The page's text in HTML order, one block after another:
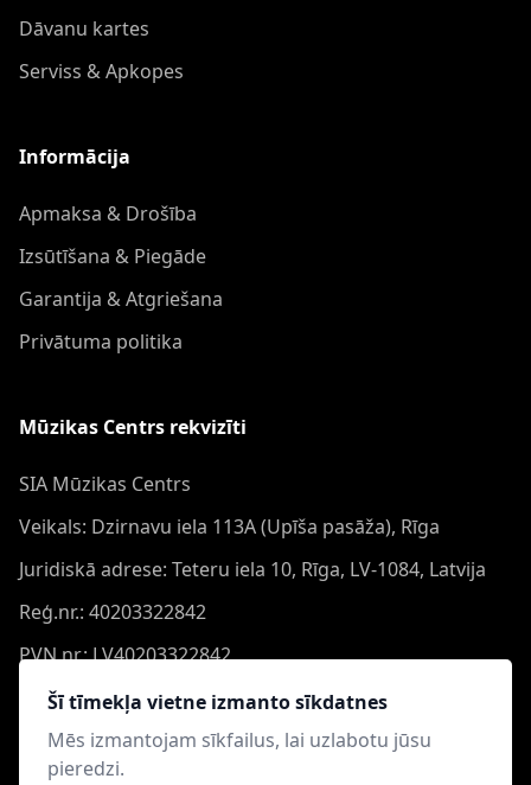
Šī tīmekļa vietne izmanto sīkdatnes
Mēs izmantojam sīkfailus, lai uzlabotu jūsu
pieredzi.
Dāvanu kartes
Serviss & Apkopes
Informācija
Apmaksa & Drošība
Izsūtīšana & Piegāde
Garantija & Atgriešana
Privātuma politika
Mūzikas Centrs rekvizīti
SIA Mūzikas Centrs
Veikals: Dzirnavu iela 113A (Upīša pasāža), Rīga
Juridiskā adrese: Teteru iela 10, Rīga, LV-1084, Latvija
Reģ.nr.: 40203322842
PVN nr.: LV40203322842
Banka: Swedbank AS
Konts: LV44HABA0551050864473